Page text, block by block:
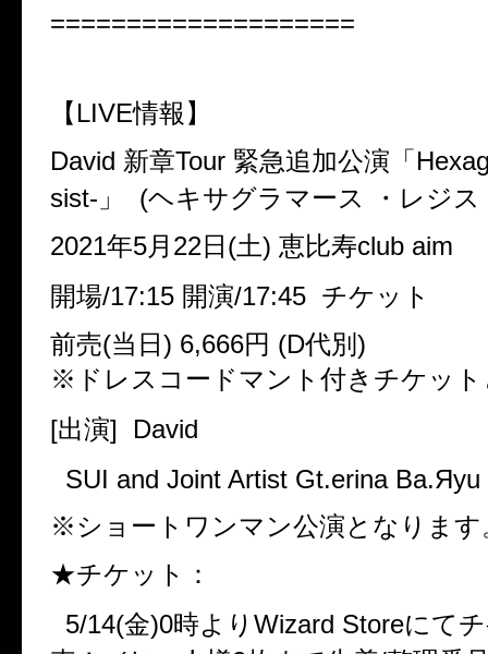
====================
【LIVE情報】
David 新章Tour 緊急追加公演「
sist-」 (ヘキサグラマース ・レジ
2021年5月22日(土) 恵比寿club aim
開場/17:15 開演/17:45 チケット
前売(当日) 6,666円 (D代別)
※ドレスコードマント付きチケッ
[出演] David
SUI and Joint Artist Gt.erina
※ショートワンマン公演となります
★チケット：
5/14(金)0時よりWizard Storeにて